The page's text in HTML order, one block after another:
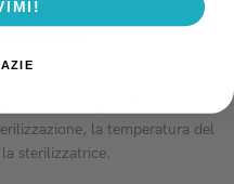
tecnologia, offre
la temperatura del
sterilizzatrice.